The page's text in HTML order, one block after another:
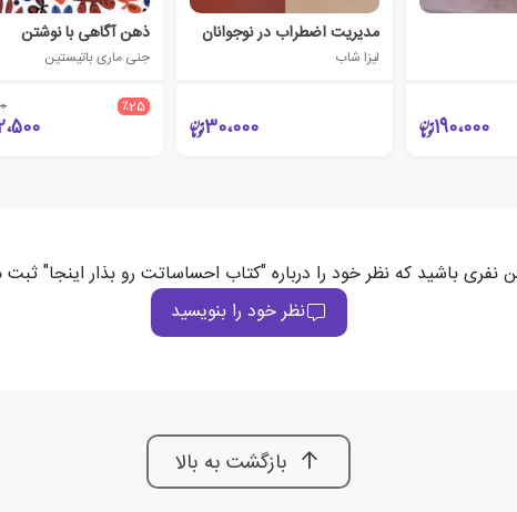
190،000
مدیریت اضطراب در نوجوانان
لیزا شاب
30،000
ذهن آگاهی با نوشتن
جنی ماری باتیستین
٪25
نفری باشید که نظر خود را درباره "کتاب احساساتت رو بذار اینجا"
نظر خود را بنویسید
بازگشت به بالا